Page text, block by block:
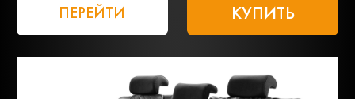
ПЕРЕЙТИ КУПИТЬ